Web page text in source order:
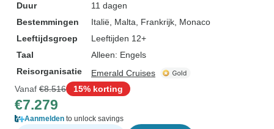
Duur
11 dagen
Bestemmingen
Italië , Malta , Frankrijk , Monaco
Leeftijdsgroep
Leeftijden 12+
Taal
Alleen: Engels
Reisorganisatie
Emerald Cruises
Vanaf €8.516 15% korting
€7.279
Aanmelden to unlock savings